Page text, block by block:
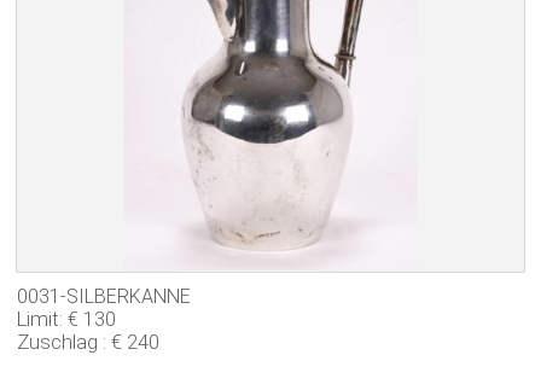
0031-SILBERKANNE
Limit: € 130
Zuschlag : € 240